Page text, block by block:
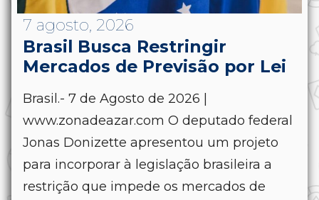
7 agosto, 2026
Brasil Busca Restringir
Mercados de Previsão por Lei
Brasil.- 7 de Agosto de 2026 |
www.zonadeazar.com O deputado federal
Jonas Donizette apresentou um projeto
para incorporar à legislação brasileira a
restrição que impede os mercados de